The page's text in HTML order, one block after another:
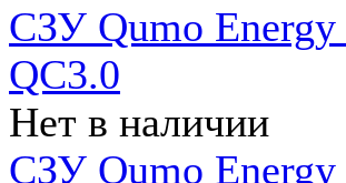
СЗУ Qumo
QC3.0
Нет в наличии
СЗУ Qumo